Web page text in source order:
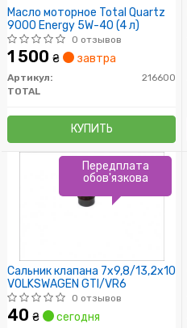
Масло моторное Total Quartz
9000 Energy 5W-40 (4 л)
0 отзывов
1 500 ₴ завтра
Артикул:
216600
TOTAL
КУПИТЬ
Сальник клапана 7x9,8/13,2x10
VOLKSWAGEN GTI/VR6
0 отзывов
40 ₴ сегодня
Передплата
обов'язкова